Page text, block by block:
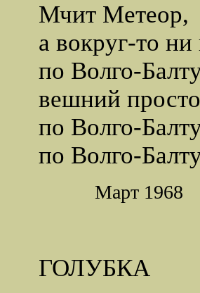
Мчит Метеор,
а вокруг-то ни
по Волго-
вешний
по Волго-
по Волго-
Март 1968
ГОЛУБКА